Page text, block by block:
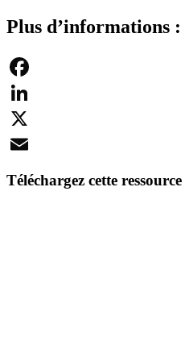
Plus d’informations :
Facebook
LinkedIn
X
Téléchargez cette ressource